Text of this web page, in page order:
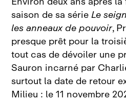
saison de sa sérieLe
les anneaux de pouvoir,
presque prêt pour la
tout cas de dévoiler une
Sauron incarné par
surtout la date de retour
Milieu : le 11 novembre